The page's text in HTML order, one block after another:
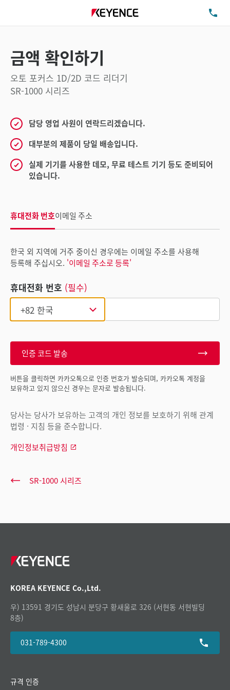
금액 확인하기
오토 포커스 1D/2D 코드 리더기
SR-1000 시리즈
담당 영업 사원이 연락드리겠습니다.
대부분의 제품이 당일 배송입니다.
실제 기기를 사용한 데모, 무료 테스트 기기 등도 준비되어
있습니다.
휴대전화 번호이메일 주소
한국 외 지역에 거주 중이신 경우에는 이메일 주소를 사용해
등록해 주십시오. '이메일 주소로 등록'
휴대전화 번호 (필수)
인증 코드 발송
버튼을 클릭하면 카카오톡으로 인증 번호가 발송되며, 카카오톡 계정을
보유하고 있지 않으신 경우는 문자로 발송됩니다.
당사는 당사가 보유하는 고객의 개인 정보를 보호하기 위해 관계
법령 · 지침 등을 준수합니다.
개인정보취급방침
SR-1000 시리즈
KOREA KEYENCE Co.,Ltd.
우) 13591 경기도 성남시 분당구 황새울로 326 (서현동 서현빌딩
8층)
031-789-4300
규격 인증